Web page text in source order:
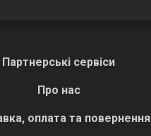
Партнерські сервіси
Про нас
оплата та повернення